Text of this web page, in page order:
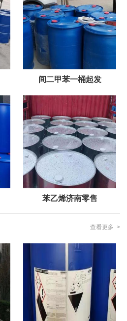
间二甲苯一桶起发
苯乙烯济南零售
查看更多 >